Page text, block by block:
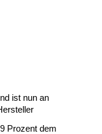
ist nun an
Prozent dem